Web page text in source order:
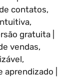
contatos,
gratuita |
vendas,
|